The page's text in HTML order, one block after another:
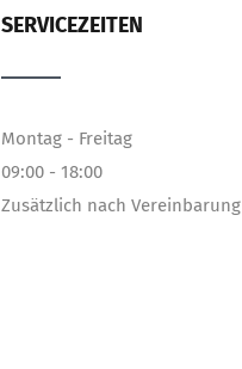
SERVICEZEITEN
Montag - Freitag
09:00 - 18:00
Zusätzlich nach Vereinbarung